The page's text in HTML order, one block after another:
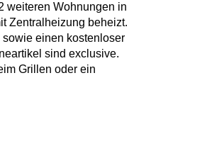
weiteren Wohnungen in
Zentralheizung beheizt.
einen kostenloser
sind exclusive.
Grillen oder ein